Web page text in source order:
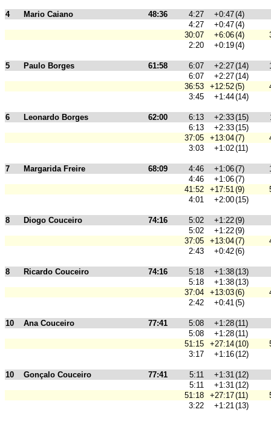
4 Mario Caiano 48:36 4:27 +0:47(4)
4:27
+0:47(4)
30:07
+6:06(4)
2:20
+0:19(4)
5 Paulo Borges 61:58 6:07 +2:27(14)
6:07
+2:27(14)
36:53
+12:52(5)
3:45
+1:44(14)
6 Leonardo Borges 62:00 6:13 +2:33(15)
6:13
+2:33(15)
37:05
+13:04(7)
3:03
+1:02(11)
7 Margarida Freire 68:09 4:46 +1:06(7)
4:46
+1:06(7)
41:52
+17:51(9)
4:01
+2:00(15)
8 Diogo Couceiro 74:16 5:02 +1:22(9)
5:02
+1:22(9)
37:05
+13:04(7)
2:43
+0:42(6)
8 Ricardo Couceiro 74:16 5:18 +1:38(13)
5:18
+1:38(13)
37:04
+13:03(6)
2:42
+0:41(5)
10 Ana Couceiro 77:41 5:08 +1:28(11)
5:08
+1:28(11)
51:15
+27:14(10)
3:17
+1:16(12)
10 Gonçalo Couceiro 77:41 5:11 +1:31(12)
5:11
+1:31(12)
51:18
+27:17(11)
3:22
+1:21(13)